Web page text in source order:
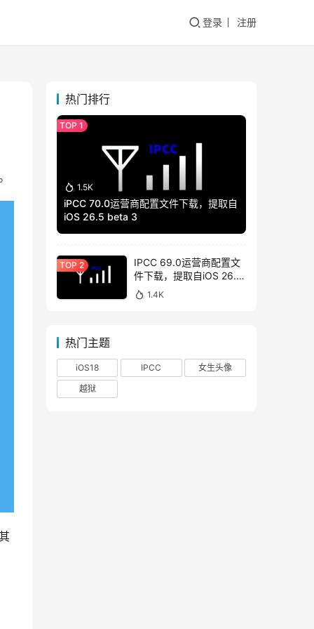
登录 注册
热门排行
1.5K
iPCC 70.0运营商配置文件下载，提取自
iOS 26.5 beta 3
IPCC 69.0运营商配置文
件下载，提取自iOS 26.4
beta 3
1.4K
热门主题
iOS18 IPCC
女生头像
越狱